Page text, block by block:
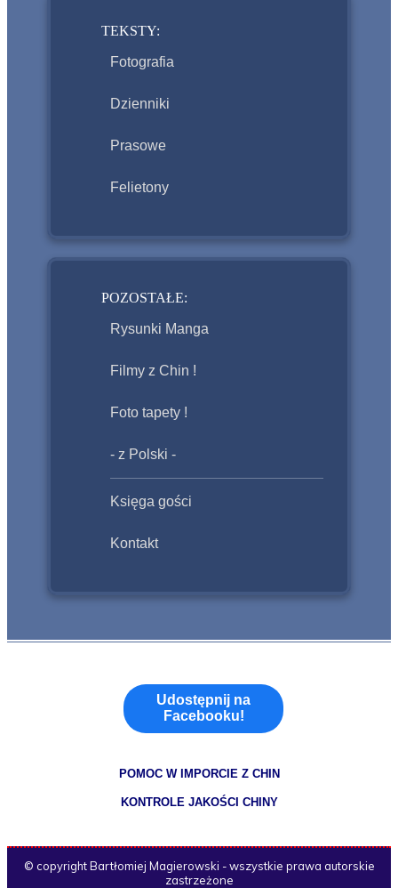
TEKSTY:
Fotografia
Dzienniki
Prasowe
Felietony
POZOSTAŁE:
Rysunki Manga
Filmy z Chin !
Foto tapety !
- z Polski -
Księga gości
Kontakt
Udostępnij na
Facebooku!
POMOC W IMPORCIE Z CHIN
KONTROLE JAKOŚCI CHINY
© copyright Bartłomiej Magierowski - wszystkie prawa autorskie
zastrzeżone